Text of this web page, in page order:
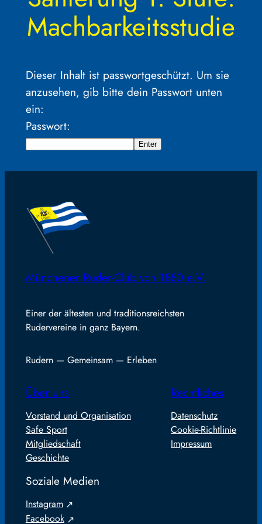
Machbarkeitsstudie
Dieser Inhalt ist passwortgeschützt. Um sie
anzusehen, gib bitte dein Passwort unten
ein:
Passwort:
Münchener Ruder-Club von 1880 e.V.
Einer der ältesten und traditionsreichsten
Rudervereine in ganz Bayern.
Rudern — Gemeinsam — Erleben
Über uns
Vorstand und Organisation
Safe Sport
Mitgliedschaft
Geschichte
Rechtliches
Datenschutz
Cookie-Richtlinie
Impressum
Soziale Medien
Instagram
Facebook